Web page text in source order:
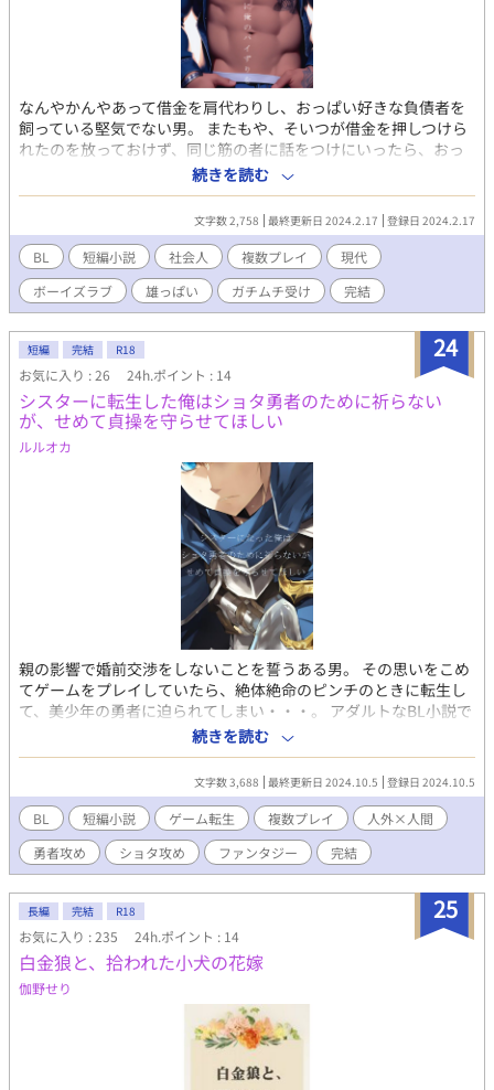
なんやかんやあって借金を肩代わりし、おっぱい好きな負債者を
飼っている堅気でない男。 またもや、そいつが借金を押しつけら
れたのを放っておけず、同じ筋の者に話をつけにいったら、おっ
ぱいを差しだせと・・・？ アダルトなBL短編です。R18。 BL小説
「男でもいいから最期におっぱいを」のおまけ。 元の小説は電子
書籍で販売中。 詳細を知れるブログのリンクは↓にあります。
続きを読む
文字数 2,758 最終更新日 2024.2.17 登録日 2024.2.17
BL 短編小説 社会人 複数プレイ
現代
ボーイズラブ
雄っぱい ガチムチ受け 完結
24
短編 完結 R18
お気に入り : 26 24h.ポイント : 14
シスターに転生した俺はショタ勇者のために祈らない
が、せめて貞操を守らせてほしい
ルルオカ
親の影響で婚前交渉をしないことを誓うある男。 その思いをこめ
てゲームをプレイしていたら、絶体絶命のピンチのときに転生し
て、美少年の勇者に迫られてしまい・・・。 アダルトなBL小説で
す。R18。 「シスターになった俺はショタ勇者のために祈らな
い」のおまけの小説。 もとの小説は電子書籍で販売中。 詳細を知
れるブログのリンクは↓にあります。
続きを読む
文字数 3,688 最終更新日 2024.10.5 登録日 2024.10.5
BL 短編小説 ゲーム転生 複数プレイ
人外×人間
勇者攻め
ショタ攻め ファンタジー 完結
25
長編 完結 R18
お気に入り : 235 24h.ポイント : 14
白金狼と、拾われた小犬の花嫁
伽野せり